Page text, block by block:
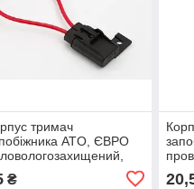
тримач
ATO, ЄВРО
₴